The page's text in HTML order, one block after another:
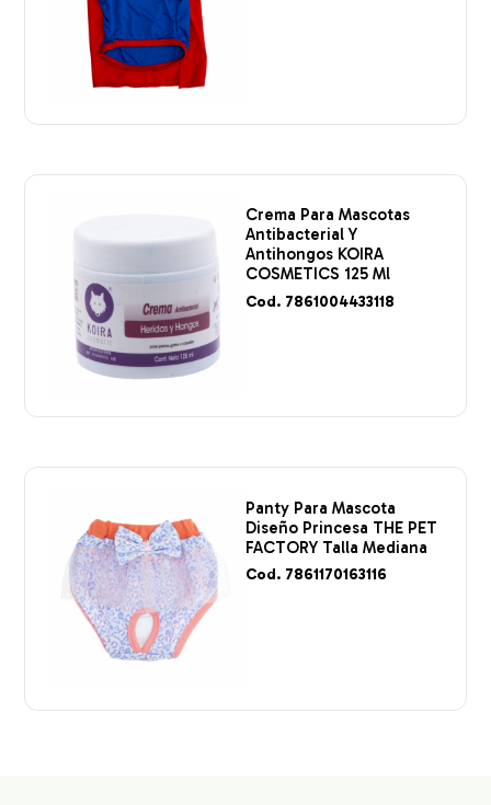
Crema Para Mascotas
Antibacterial Y
Antihongos KOIRA
COSMETICS 125 Ml
Cod. 7861004433118
Panty Para Mascota
Diseño Princesa THE PET
FACTORY Talla Mediana
Cod. 7861170163116